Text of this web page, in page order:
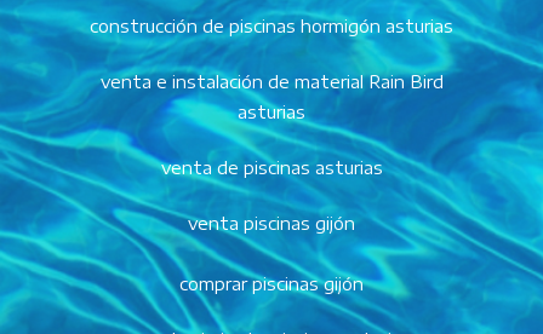
construcción de piscinas hormigón asturias
venta e instalación de material Rain Bird
asturias
venta de piscinas asturias
venta piscinas gijón
comprar piscinas gijón